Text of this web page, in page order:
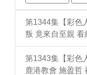
第1344集【彩色
叛 竟來自至親
第1343集【彩色
鹿港教會 施盈哲